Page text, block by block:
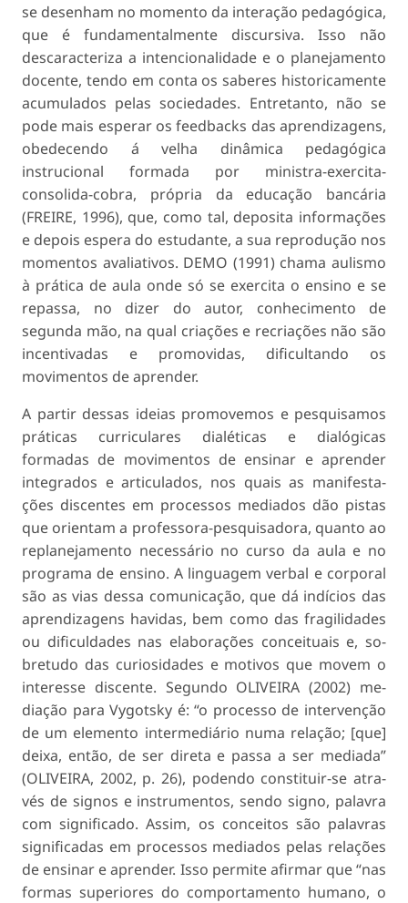
se desenham no momento da interação pedagógica,
que é fundamentalmente discursiva. Isso não
descaracteriza a intencionalidade e o planejamento
docente, tendo em conta os sabe­res historicamente
acumulados pelas sociedades. Entretanto, não se
pode mais esperar os feedbacks das aprendizagens,
obedecendo á velha dinâmi­ca pedagógica
instrucional formada por minis­tra-exercita-
consolida-cobra, própria da educação bancária
(FREIRE, 1996), que, como tal, deposita informações
e depois espera do estudante, a sua reprodução nos
momentos avaliativos. DEMO (1991) chama aulismo
à prática de aula onde só se exercita o ensino e se
repassa, no dizer do autor, conhecimento de
segunda mão, na qual criações e recriações não são
incentivadas e promovidas, dificultando os
movimentos de aprender.
A partir dessas ideias promovemos e pesquisa­mos
práticas curriculares dialéticas e dialógicas
formadas de movimentos de ensinar e aprender
integrados e articulados, nos quais as manifesta­
ções discentes em processos mediados dão pistas
que orientam a professora-pesquisadora, quanto ao
replanejamento necessário no curso da aula e no
programa de ensino. A linguagem verbal e corporal
são as vias dessa comunicação, que dá indícios das
aprendizagens havidas, bem como das fragilidades
ou dificuldades nas elaborações conceituais e, so­
bretudo das curiosidades e motivos que movem o
interesse discente. Segundo OLIVEIRA (2002) me­
diação para Vygotsky é: “o processo de intervenção
de um elemento intermediário numa relação; [que]
deixa, então, de ser direta e passa a ser mediada”
(OLIVEIRA, 2002, p. 26), podendo constituir-se atra­
vés de signos e instrumentos, sendo signo, palavra
com significado. Assim, os conceitos são palavras
significadas em processos mediados pelas relações
de ensinar e aprender. Isso permite afirmar que “nas
formas superiores do comportamento humano, o